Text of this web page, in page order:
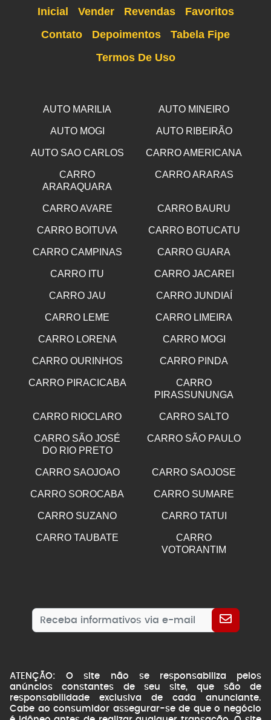
Inicial Vender Revendas
Favoritos
Contato
Depoimentos
Tabela Fipe
Termos De Uso
AUTO MARILIA AUTO MINEIRO
AUTO MOGI AUTO RIBEIRÃO
AUTO SAO CARLOS CARRO AMERICANA
CARRO
ARARAQUARA
CARRO ARARAS
CARRO AVARE CARRO BAURU
CARRO BOITUVA CARRO BOTUCATU
CARRO CAMPINAS CARRO GUARA
CARRO ITU CARRO JACAREI
CARRO JAU CARRO JUNDIAÍ
CARRO LEME CARRO LIMEIRA
CARRO LORENA CARRO MOGI
CARRO OURINHOS CARRO PINDA
CARRO PIRACICABA
CARRO
PIRASSUNUNGA
CARRO RIOCLARO CARRO SALTO
CARRO SÃO JOSÉ
DO RIO PRETO
CARRO SÃO PAULO
CARRO SAOJOAO CARRO SAOJOSE
CARRO SOROCABA CARRO SUMARE
CARRO SUZANO CARRO TATUI
CARRO TAUBATE
CARRO
VOTORANTIM
ATENÇÃO: O site não se responsabiliza pelos
anúncios constantes de seu site, que são de
responsabilidade exclusiva de cada anunciante.
Cabe ao consumidor assegurar-se de que o negócio